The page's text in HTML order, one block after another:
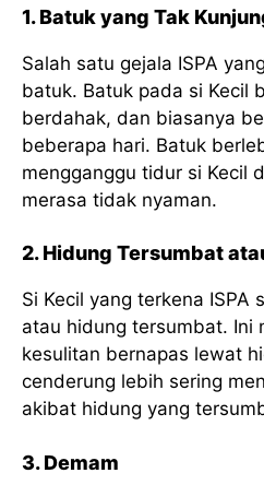
1. Batuk yang Tak
Salah satu gejala ISPA
batuk. Batuk pada si Kecil
berdahak, dan biasanya
beberapa hari. Batuk
mengganggu tidur si Kecil
merasa tidak nyaman.
2. Hidung Tersumbat
Si Kecil yang terkena ISPA
atau hidung tersumbat. Ini
kesulitan bernapas lewat
cenderung lebih sering
akibat hidung yang
3. Demam